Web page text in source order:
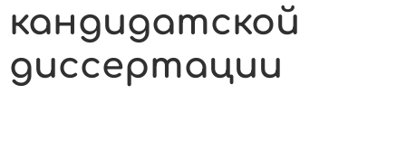
кандидатской
диссертации